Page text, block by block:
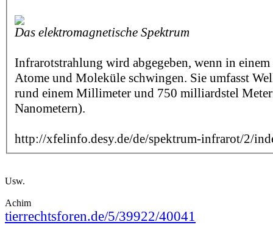
Das elektromagnetische Spektrum
Infrarotstrahlung wird abgegeben, wenn in einem
Atome und Moleküle schwingen. Sie umfasst
rund einem Millimeter und 750 milliardstel
Nanometern).
http://xfelinfo.desy.de/de/spektrum-infrarot/2/
Usw.
Achim
tierrechtsforen.de/5/39922/40041